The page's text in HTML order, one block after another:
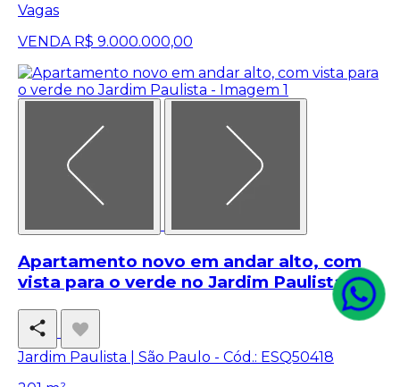
Vagas
VENDA R$ 9.000.000,00
Apartamento novo em andar alto, com
vista para o verde no Jardim Paulista
Jardim Paulista | São Paulo - Cód.: ESQ50418